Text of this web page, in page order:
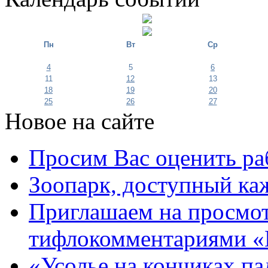
Пн Вт Ср
4 5
6
11
12
13
18
19
20
25
26 27
Новое на сайте
Просим Вас оценить
Зоопарк, доступный
Приглашаем на
тифлокомментариями